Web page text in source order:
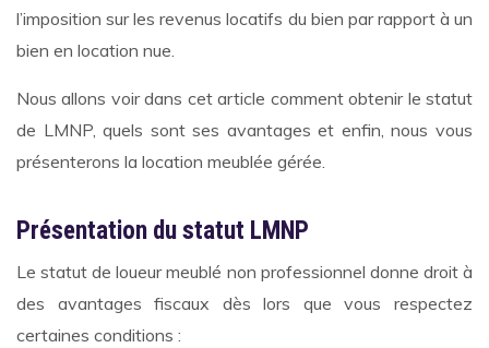
l’imposition sur les revenus locatifs du bien par rapport à un
bien en location nue.
Nous allons voir dans cet article comment obtenir le statut
de LMNP, quels sont ses avantages et enfin, nous vous
présenterons la location meublée gérée.
Présentation du statut LMNP
Le statut de loueur meublé non professionnel donne droit à
des avantages fiscaux dès lors que vous respectez
certaines conditions :